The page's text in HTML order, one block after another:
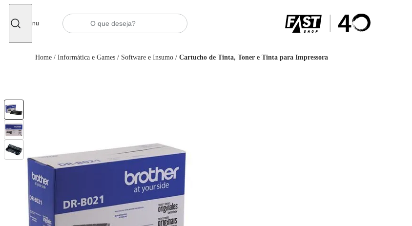
Menu
Home / Informática e Games / Software e Insumo / Cartucho de Tinta, Toner e Tinta para Impressora